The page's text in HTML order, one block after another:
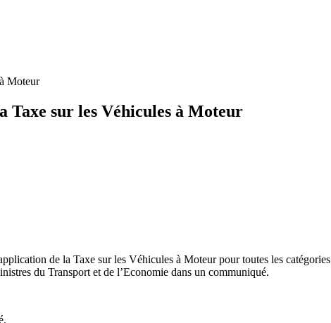
Moteur
Taxe sur les Véhicules à Moteur
de la Taxe sur les Véhicules à Moteur pour toutes les
du Transport et de l’Economie dans un communiqué.